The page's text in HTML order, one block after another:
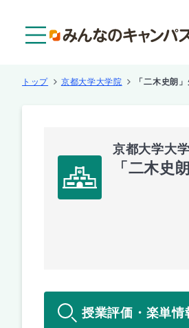
トップ 京都大学大学院 「二木史朗
京都大学大
「二木史
授業評価・楽単情